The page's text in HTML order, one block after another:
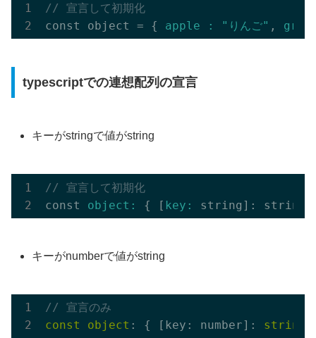
// 宣言して初期化
const object = { apple : "りんご" ,
typescriptでの連想配列の宣言
キーがstringで値がstring
// 宣言して初期化
const object: { [ key: string]:
キーがnumberで値がstring
// 宣言のみ
const
object : { [key: number]: string